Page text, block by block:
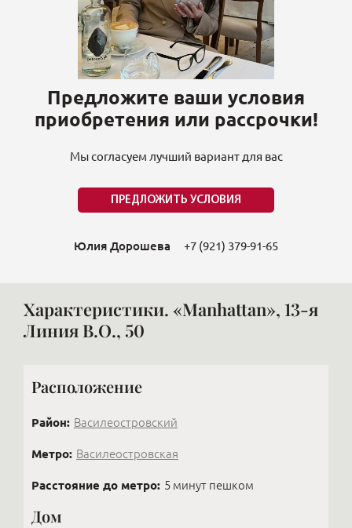
Предложите ваши условия
приобретения или рассрочки!
Мы согласуем лучший вариант для вас
ПРЕДЛОЖИТЬ УСЛОВИЯ
Юлия Дорошева +7 (921) 379-91-65
Характеристики. «Manhattan», 13-я
Линия В.О., 50
Расположение
Район: Василеостровский
Метро: Василеостровская
Расстояние до метро: 5 минут пешком
Дом